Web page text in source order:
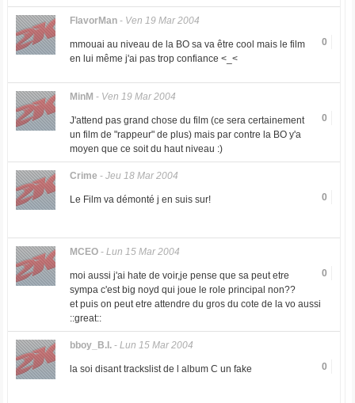
FlavorMan- Ven 19 Mar 2004
0
mmouai au niveau de la BO sa va être cool mais le film
en lui même j'ai pas trop confiance <_<
MinM - Ven 19 Mar 2004
0
J'attend pas grand chose du film (ce sera certainement
un film de "rappeur" de plus) mais par contre la BO y'a
moyen que ce soit du haut niveau :)
Crime - Jeu 18 Mar 2004
0
Le Film va démonté j en suis sur!
MCEO- Lun 15 Mar 2004
0
moi aussi j'ai hate de voir,je pense que sa peut etre
sympa c'est big noyd qui joue le role principal non??
et puis on peut etre attendre du gros du cote de la vo aussi
::great::
bboy_B.I.- Lun 15 Mar 2004
0
la soi disant trackslist de l album C un fake